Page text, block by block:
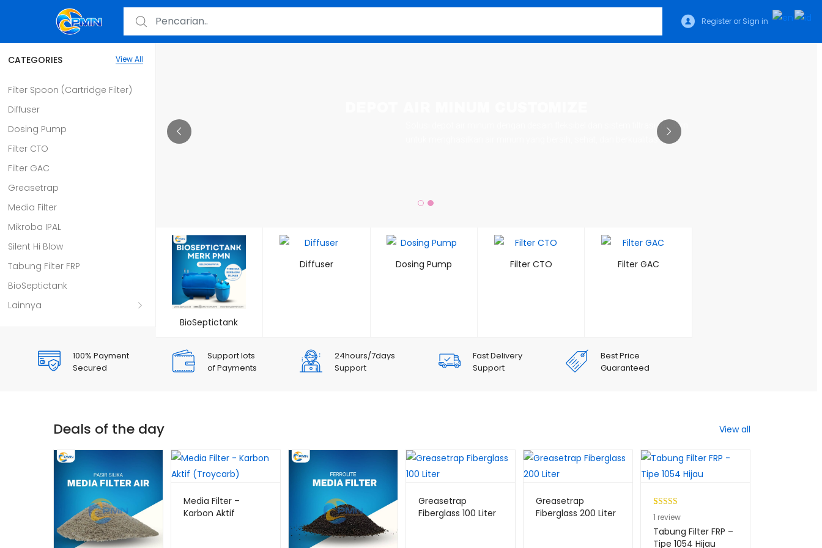
Register or Sign in
CATEGORIES View All
Filter Spoon (Cartridge Filter)
Diffuser
Dosing Pump
Filter CTO
Filter GAC
Greasetrap
Media Filter
Mikroba IPAL
Silent Hi Blow
Tabung Filter FRP
BioSeptictank
Lainnya
BioSeptictank
Diffuser Dosing Pump Filter CTO Filter GAC
100% Payment
Secured
Support lots
of Payments
24hours/7days
Support
Fast Delivery
Support
Best Price
Guaranteed
Deals of the day View all
Media Filter –
Karbon Aktif
Greasetrap
Fiberglass 100 Liter
Greasetrap
Fiberglass 200 Liter
Peringkat
5.00dari 5
berdasarkan
11 review
Tabung Filter FRP –
Tipe 1054 Hijau